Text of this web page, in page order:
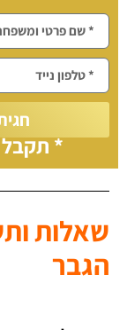
*
שאלות
הגבר